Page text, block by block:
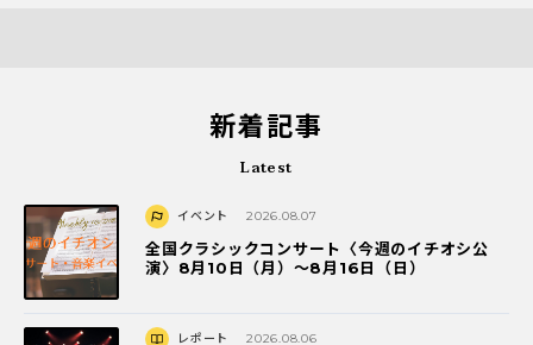
新着記事
Latest
イベント 2026.08.07
全国クラシックコンサート〈今週のイチオシ公
演〉8月10日（月）～8月16日（日）
レポート 2026.08.06